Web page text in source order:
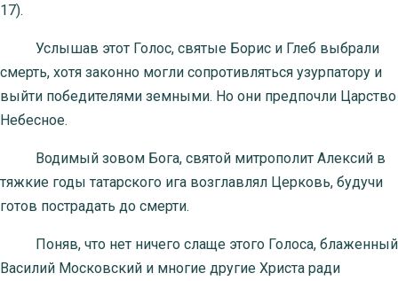
17).
Услышав этот Голос, святые Борис и Глеб выбрали
смерть, хотя законно могли сопротивляться узурпатору и
выйти победителями земными. Но они предпочли Царство
Небесное.
Водимый зовом Бога, святой митрополит Алексий в
тяжкие годы татарского ига возглавлял Церковь, будучи
готов пострадать до смерти.
Поняв, что нет ничего слаще этого Голоса, блаженный
Василий Московский и многие другие Христа ради